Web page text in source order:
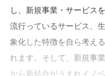
し、新規事業・サービス
流行っているサービス、
象化した特徴を自ら考え
れます。そして、新規事
から新結合がうまれイノ